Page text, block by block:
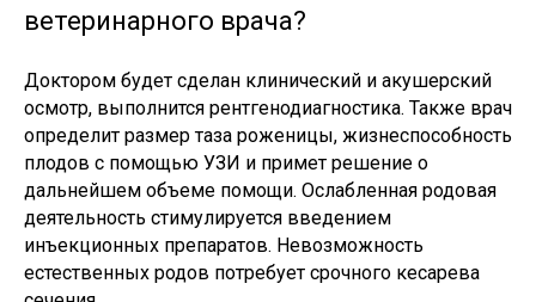
ветеринарного врача?
Доктором будет сделан клинический и акушерский
осмотр, выполнится рентгенодиагностика. Также врач
определит размер таза роженицы, жизнеспособность
плодов с помощью УЗИ и примет решение о
дальнейшем объеме помощи. Ослабленная родовая
деятельность стимулируется введением
инъекционных препаратов. Невозможность
естественных родов потребует срочного кесарева